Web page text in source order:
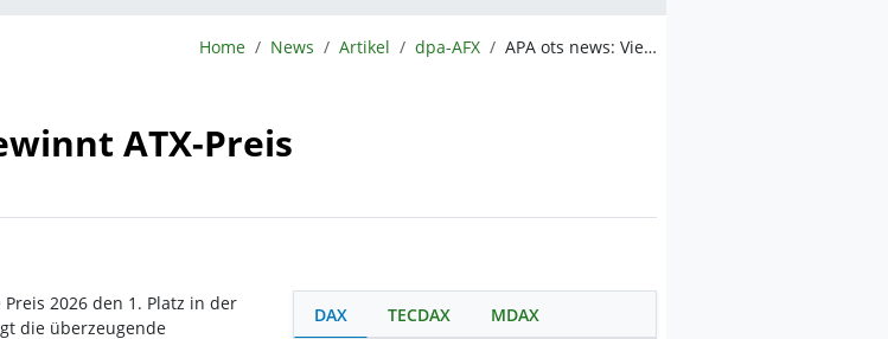
BörsenNEWS.de
Home News Artikel dpa-AFX APA ots news: Vienna Insurance Group gewinnt ATX-Preis 2026 der Wiener Börse
ATX-Preis
2026 den 1. Platz in der
die überzeugende
DAX TECDAX MDAX